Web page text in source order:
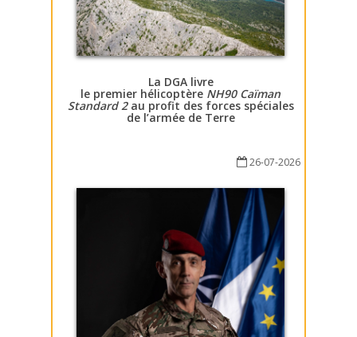
La DGA livre
le premier hélicoptère NH90 Caïman
Standard 2au profit des forces spéciales
de l’armée de Terre
26-07-2026